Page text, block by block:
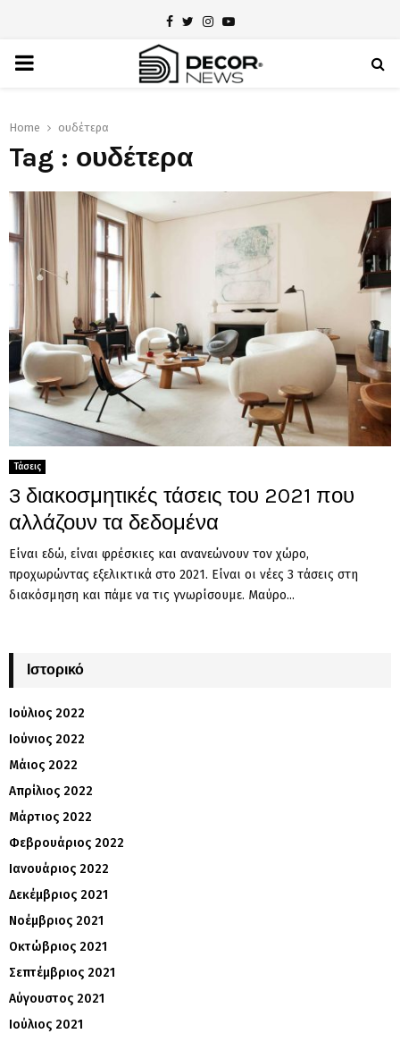
Facebook
TwitterInstagram
Youtube
PRIMARY
Home ουδέτερα
Tag : ουδέτερα
Τάσεις
3 διακοσμητικές τάσεις του 2021 που
αλλάζουν τα δεδομένα
Είναι εδώ, είναι φρέσκιες και ανανεώνουν τον χώρο,
προχωρώντας εξελικτικά στο 2021. Είναι οι νέες 3 τάσεις στη
διακόσμηση και πάμε να τις γνωρίσουμε. Μαύρο...
Ιστορικό
Ιούλιος 2022
Ιούνιος 2022
Μάιος 2022
Απρίλιος 2022
Μάρτιος 2022
Φεβρουάριος 2022
Ιανουάριος 2022
Δεκέμβριος 2021
Νοέμβριος 2021
Οκτώβριος 2021
Σεπτέμβριος 2021
Αύγουστος 2021
Ιούλιος 2021